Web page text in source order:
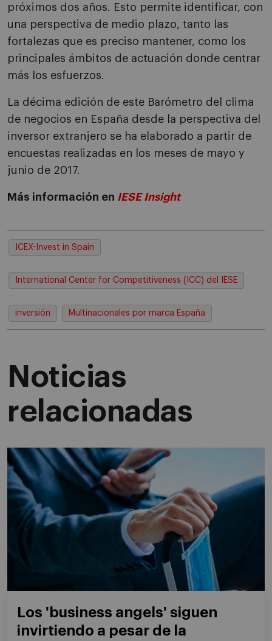
próximos dos años. Esto permite identificar, con
una perspectiva de medio plazo, tanto las
fortalezas que es preciso mantener, como los
principales ámbitos de actuación donde centrar
más los esfuerzos.
La décima edición de este Barómetro del clima
de negocios en España desde la perspectiva del
inversor extranjero se ha elaborado a partir de
encuestas realizadas en los meses de mayo y
junio de 2017.
Más información en IESE Insight
ICEX-Invest in Spain
International Center for Competitiveness (ICC) del IESE
inversión Multinacionales por marca España
Noticias
relacionadas
Los 'business angels' siguen
invirtiendo a pesar de la